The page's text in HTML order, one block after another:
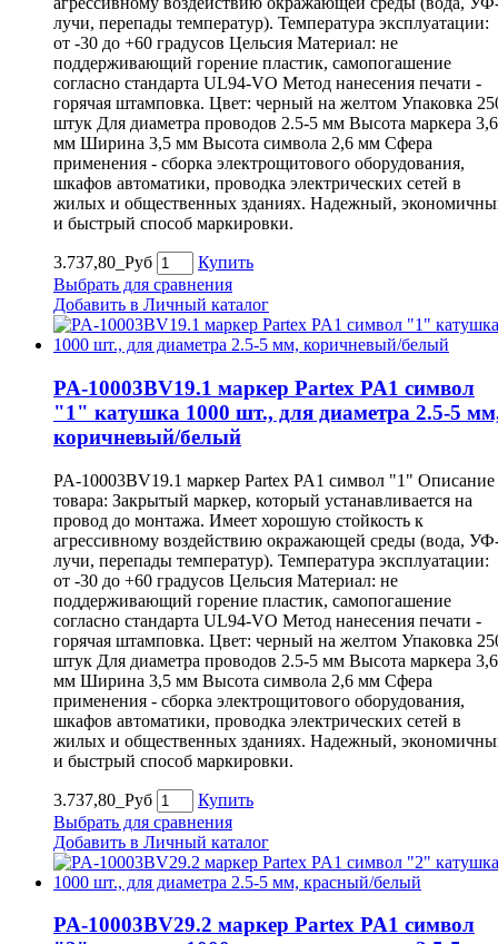
лучи, перепады температур). Температура эксплуатации:
от -30 до +60 градусов Цельсия Материал: не
поддерживающий горение пластик, самопогашение
согласно стандарта UL94-VO Метод нанесения печати -
горячая штамповка. Цвет: черный на желтом Упаковка
штук Для диаметра проводов 2.5-5 мм Высота маркера 3,6
мм Ширина 3,5 мм Высота символа 2,6 мм Сфера
применения - сборка электрощитового оборудования,
шкафов автоматики, проводка электрических сетей в
жилых и общественных зданиях. Надежный,
и быстрый способ маркировки.
3.737,80_Руб
Купить
Выбрать для сравнения
Добавить в Личный каталог
PA-10003BV19.1 маркер Partex PA1 символ
"1" катушка 1000 шт., для диаметра 2.5-5
коричневый/белый
PA-10003BV19.1 маркер Partex PA1 символ "1" Описание
товара: Закрытый маркер, который устанавливается на
провод до монтажа. Имеет хорошую стойкость к
агрессивному воздействию окражающей среды (вода,
лучи, перепады температур). Температура эксплуатации:
от -30 до +60 градусов Цельсия Материал: не
поддерживающий горение пластик, самопогашение
согласно стандарта UL94-VO Метод нанесения печати -
горячая штамповка. Цвет: черный на желтом Упаковка
штук Для диаметра проводов 2.5-5 мм Высота маркера 3,6
мм Ширина 3,5 мм Высота символа 2,6 мм Сфера
применения - сборка электрощитового оборудования,
шкафов автоматики, проводка электрических сетей в
жилых и общественных зданиях. Надежный,
и быстрый способ маркировки.
3.737,80_Руб
Купить
Выбрать для сравнения
Добавить в Личный каталог
PA-10003BV29.2 маркер Partex PA1 символ